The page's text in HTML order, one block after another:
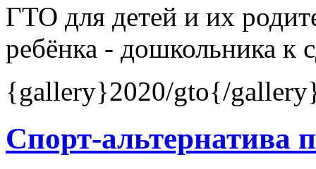
ГТО для детей и их
ребёнка - дошкольника к
{gallery}2020/gto{/
Спорт-